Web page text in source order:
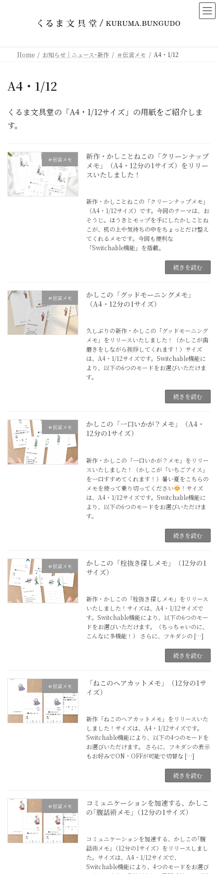
Home お知らせ｜ニュース･新作 ＃伝言メモ A4・1/12
A4・1/12
くるま文具堂の「A4・1/12サイズ」の用紙をご紹介しま
す。
＃伝言メモ
新作・かしことねこの「クリーンナップ
メモ」（A4・12分の1サイズ）をリリー
スいたしました！
新作・かしことねこの「クリーンナップメモ」
（A4・1/12サイズ）です。今回のテーマは、お
そうじ。ほうきとモップを手にしたかしことね
こが、机の上や気持ちの中をちょっとだけ整え
てくれるメモです。今回も便利な
「Switchable機能」を搭載。
続きを読む
＃伝言メモ
かしこの「グッドモーニングメモ」
（A4・12分の1サイズ）
久しぶりの新作・かしこの「グッドモーニング
メモ」をリリースいたしました！（かしこが歯
磨きをしながら挨拶してくれます！）サイズ
は、A4・1/12サイズです。Switchable機能に
より、以下の6つのモードをお選びいただけま
す。
続きを読む
＃伝言メモ
かしこの「一口いかが？メモ」（A4・
12分の1サイズ）
新作・かしこの「一口いかが？メモ」をリリー
スいたしました！（かしこが「いちごアイス」
を一口すすめてくれます！）暑い夏をこちらの
メモを使って乗り切ってください
！サイズ
は、A4・1/12サイズです。Switchable機能に
より、以下の6つのモードをお選びいただけま
す。
続きを読む
＃伝言メモ
かしこの「栓抜き探しメモ」（12分の1
サイズ）
新作・かしこの「栓抜き探しメモ」をリリース
いたしました！サイズは、A4・1/12サイズで
す。Switchable機能により、以下の6つのモー
ドをお選びいただけます。（ちっちゃいのに、
こんなに多機能！） さらに、フキダシの […]
続きを読む
＃伝言メモ
「ねこのヘアカットメモ」（12分の1サ
イズ）
新作「ねこのヘアカットメモ」をリリースいた
しました！サイズは、A4・1/12サイズです。
Switchable機能により、以下の4つのモードを
お選びいただけます。 さらに、フキダシの表示
もお好みでON・OFFが可能で切替な […]
続きを読む
＃伝言メモ
コミュニケーションを加速する、かしこ
の｢腹話術メモ｣（12分の1サイズ）
コミュニケーションを加速する、かしこの｢腹
話術メモ｣（12分の1サイズ）をリリースしまし
た。サイズは、A4・1/12サイズで、
Switchable機能により、4つのモードをお選び